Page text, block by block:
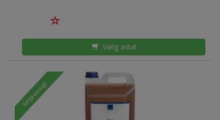
Vælg antal
Miljøvenligt